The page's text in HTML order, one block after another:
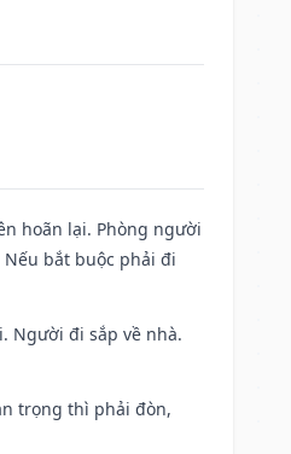
hoãn lại. Phòng người
bắt buộc phải đi
Người đi sắp về nhà.
trọng thì phải đòn,